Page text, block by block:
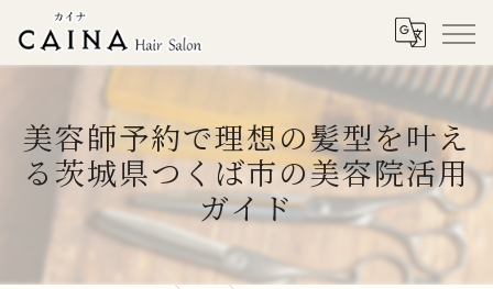
美容師予約で理想の髪型を叶え
る茨城県つくば市の美容院活用
ガイド